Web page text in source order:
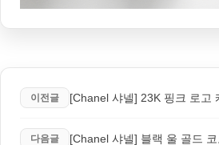
이전글 [Chanel 샤넬] 23K 핑크 로고
다음글